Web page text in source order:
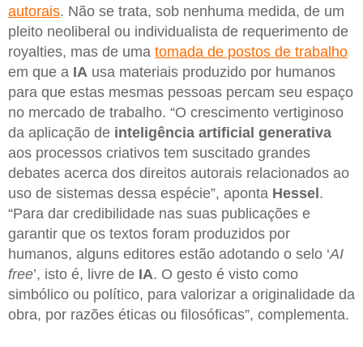
autorais. Não se trata, sob nenhuma medida, de um
pleito neoliberal ou individualista de requerimento de
royalties, mas de uma tomada de postos de trabalho
em que a IA usa materiais produzido por humanos
para que estas mesmas pessoas percam seu espaço
no mercado de trabalho. “O crescimento vertiginoso
da aplicação de inteligência artificial generativa
aos processos criativos tem suscitado grandes
debates acerca dos direitos autorais relacionados ao
uso de sistemas dessa espécie”, aponta Hessel.
“Para dar credibilidade nas suas publicações e
garantir que os textos foram produzidos por
humanos, alguns editores estão adotando o selo ‘AI
free’, isto é, livre de IA. O gesto é visto como
simbólico ou político, para valorizar a originalidade da
obra, por razões éticas ou filosóficas”, complementa.